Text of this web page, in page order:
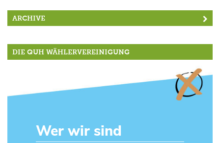
ARCHIVE
DIE QUH WÄHLERVEREINIGUNG
Wer wir sind